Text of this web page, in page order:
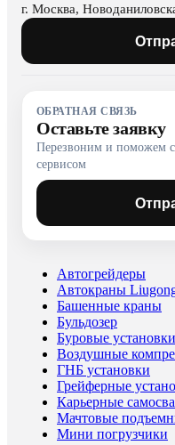
г. Москва,
ОБРАТНАЯ СВЯЗЬ
Оставьте заявку
Перезвоним и поможем
сервисом
Автогрейдеры
Автокраны
Башенные краны
Бульдозер
Буровые
Воздушные
ГНБ установки
Грейферные
Карьерные
Мачтовые
Мини погрузчики